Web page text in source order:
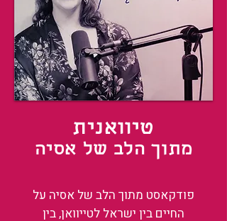
טיוואנית
מתוך הלב של אסיה
פודקאסט מתוך הלב של אסיה על
החיים בין ישראל לטייוואן, בין